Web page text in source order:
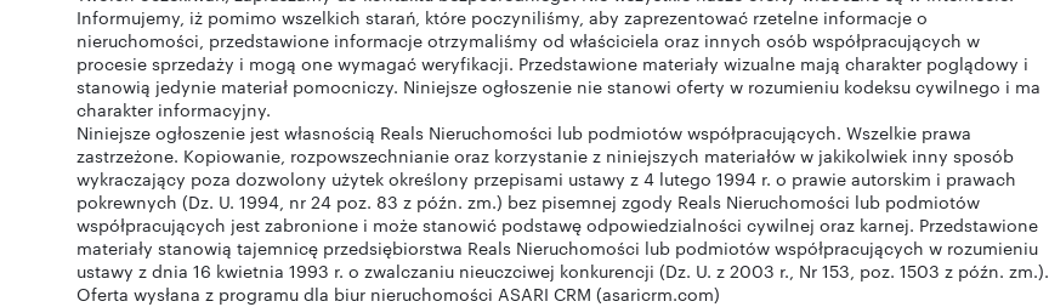
Informujemy, iż pomimo wszelkich starań, które poczyniliśmy, aby zaprezentować rzetelne informacje o
nieruchomości, przedstawione informacje otrzymaliśmy od właściciela oraz innych osób współpracujących w
procesie sprzedaży i mogą one wymagać weryfikacji. Przedstawione materiały wizualne mają charakter poglądowy i
stanowią jedynie materiał pomocniczy. Niniejsze ogłoszenie nie stanowi oferty w rozumieniu kodeksu cywilnego i ma
charakter informacyjny.
Niniejsze ogłoszenie jest własnością Reals Nieruchomości lub podmiotów współpracujących. Wszelkie prawa
zastrzeżone. Kopiowanie, rozpowszechnianie oraz korzystanie z niniejszych materiałów w jakikolwiek inny sposób
wykraczający poza dozwolony użytek określony przepisami ustawy z 4 lutego 1994 r. o prawie autorskim i prawach
pokrewnych (Dz. U. 1994, nr 24 poz. 83 z późn. zm.) bez pisemnej zgody Reals Nieruchomości lub podmiotów
współpracujących jest zabronione i może stanowić podstawę odpowiedzialności cywilnej oraz karnej. Przedstawione
materiały stanowią tajemnicę przedsiębiorstwa Reals Nieruchomości lub podmiotów współpracujących w rozumieniu
ustawy z dnia 16 kwietnia 1993 r. o zwalczaniu nieuczciwej konkurencji (Dz. U. z 2003 r., Nr 153, poz. 1503 z późn. zm.).
Oferta wysłana z programu dla biur nieruchomości ASARI CRM (asaricrm.com)